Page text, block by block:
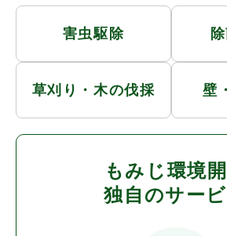
害虫駆除
草刈り・木の伐採 壁
もみじ環境
独自のサー